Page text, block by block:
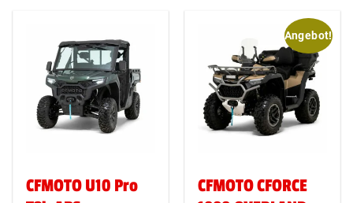
CFMOTO U10 Pro
Angebot!
CFMOTO CFORCE